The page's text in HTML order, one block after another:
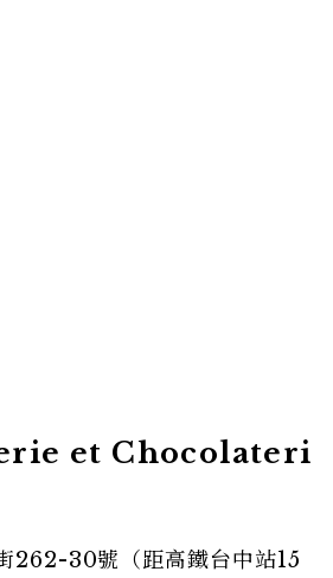
et Chocolateri
262-30號（距高鐵台中站15